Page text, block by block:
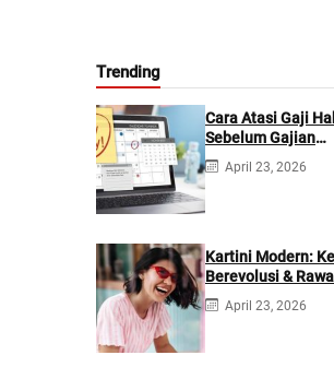
Trending
Cara Atasi Gaji
Sebelum Gajian
Berikutnya
April 23, 2026
Kartini Modern:
Berevolusi &
April 23, 2026